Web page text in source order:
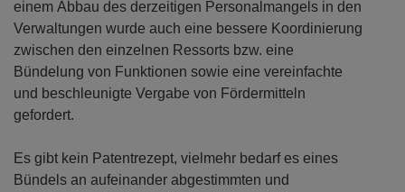
einem Abbau des derzeitigen Personalmangels in den
Verwaltungen wurde auch eine bessere Koordinierung
zwischen den einzelnen Ressorts bzw. eine
Bündelung von Funktionen sowie eine vereinfachte
und beschleunigte Vergabe von Fördermitteln
gefordert.
Es gibt kein Patentrezept, vielmehr bedarf es eines
Bündels an aufeinander abgestimmten und